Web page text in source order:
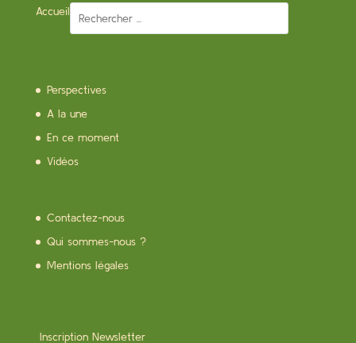
Accueil
Perspectives
A la une
En ce moment
Vidéos
Contactez-nous
Qui sommes-nous ?
Mentions légales
Inscription Newsletter